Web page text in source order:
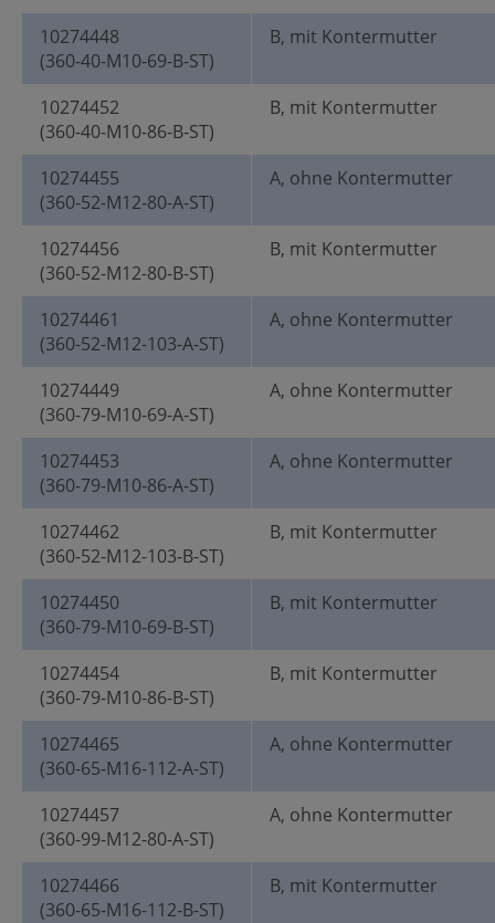
10274448
(360-40-M10-69-B-ST)
B, mit Kontermutter
10274452
(360-40-M10-86-B-ST)
B, mit Kontermutter
10274455
(360-52-M12-80-A-ST)
A, ohne Kontermutter
10274456
(360-52-M12-80-B-ST)
B, mit Kontermutter
10274461
(360-52-M12-103-A-ST)
A, ohne Kontermutter
10274449
(360-79-M10-69-A-ST)
A, ohne Kontermutter
10274453
(360-79-M10-86-A-ST)
A, ohne Kontermutter
10274462
(360-52-M12-103-B-ST)
B, mit Kontermutter
10274450
(360-79-M10-69-B-ST)
B, mit Kontermutter
10274454
(360-79-M10-86-B-ST)
B, mit Kontermutter
10274465
(360-65-M16-112-A-ST)
A, ohne Kontermutter
10274457
(360-99-M12-80-A-ST)
A, ohne Kontermutter
10274466
(360-65-M16-112-B-ST)
B, mit Kontermutter